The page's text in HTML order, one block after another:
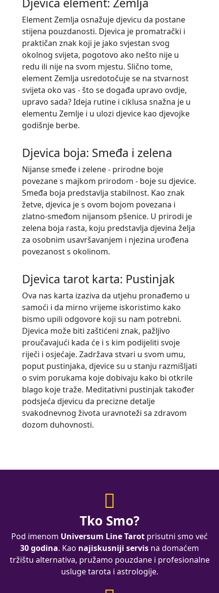
Element Zemlja osnažuje djevicu da postane
stijena pouzdanosti. Djevica je promatrački i
praktičan znak koji je jako svjestan svog
okolnog svijeta, pogotovo ako nešto nije u
redu ili nije na svom mjestu. Slično tome,
element Zemlja usredotočuje se na stvarnost
svijeta oko vas - što se događa upravo ovdje,
upravo sada? Ideja rutine i ciklusa snažna je u
elementu Zemlje i u ulozi djevice kao djevojke
godišnje berbe.
Djevica boja: Smeđa i zelena
Nijanse smeđe i zelene - prirodne boje
povezane s majkom prirodom - boje su djevice.
Smeđa boja predstavlja stabilnost. Kao znak
žetve, djevica je s ovom bojom povezana i
zlatno-smeđom nijansom pšenice. U prirodi je
zelena boja rasta, koju predstavlja djevina želja
za osobnim usavršavanjem i njezina urođena
povezanost s okolinom.
Djevica tarot karta: Pustinjak
Ova nas karta izaziva da utjehu pronađemo u
samoći i da mirno vrijeme iskoristimo kako
bismo upili odgovore koji su nam potrebni.
Djevica može biti zaštićeni znak, pažljivo
proučavajući kada će i s kim podijeliti svoje
riječi i osjećaje. Zadržava stvari u svom umu,
poput pustinjaka, djevice su u stanju razmišljati
o svim porukama koje dobivaju kako bi otkrile
blago koje traže. Meditativni pustinjak također
podsjeća djevicu da precizne detalje
svakodnevnog života uravnoteži sa zdravom
dozom duhovnosti.
Tko Smo?
Pod imenom Universum Line Tarot prisutni smo već
30 godina. Kao najiskusniji servis na domaćem
tržištu alternativa, pružamo pouzdane i profesionalne
usluge tarota i astrologije.